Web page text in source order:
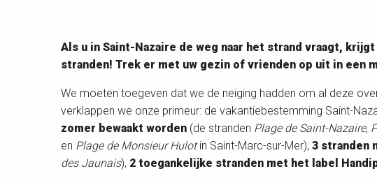
Als u in Saint-Nazaire de weg naar het strand vraagt,
stranden! Trek er met uw gezin of vrienden op uit in
We moeten toegeven dat we de neiging hadden om al deze
verklappen we onze primeur: de vakantiebestemming Saint-
zomer bewaakt worden (de stranden Plage de Saint-Nazaire,
en Plage de Monsieur Hulotin Saint-Marc-sur-Mer), 3 stranden
des Jaunais), 2 toegankelijke stranden met het label